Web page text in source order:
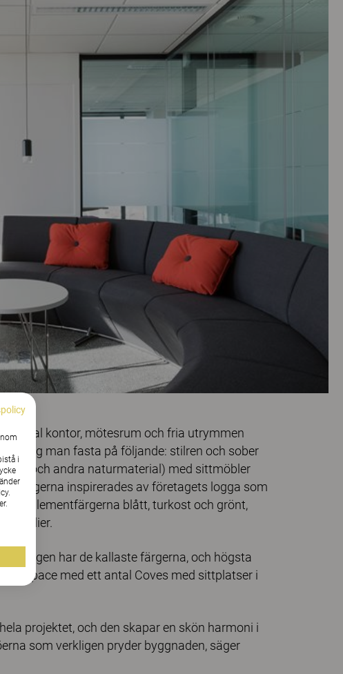
antal kontor, mötesrum och fria utrymmen
tog man fasta på följande: stilren och sober
trä och andra naturmaterial) med sittmöbler
Färgerna inspirerades av företagets logga som
komplementfärgerna blått, turkost och grönt,
textilier.
har de kallaste färgerna, och högsta
space med ett antal Coves med sittplatser i
projektet, och den skapar en skön harmoni i
som verkligen pryder byggnaden, säger
i